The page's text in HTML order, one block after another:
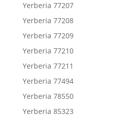
Yerberia 77207
Yerberia 77208
Yerberia 77209
Yerberia 77210
Yerberia 77211
Yerberia 77494
Yerberia 78550
Yerberia 85323